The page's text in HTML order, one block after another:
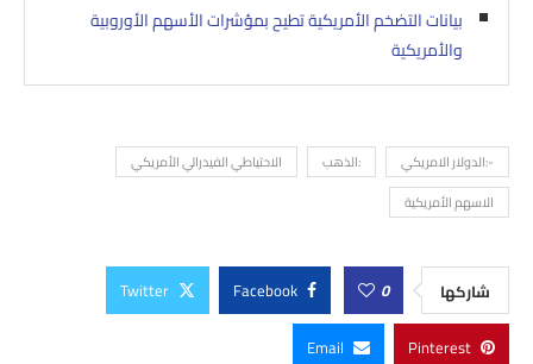
بيانات التضخم الأمريكية تطيح بمؤشرات الأسهم الأوروبية
والأمريكية
-:الدولار الامريكي :الذهب
الاحتياطي الفيدرالي الأمريكي
الاسهم الأمريكية
شاركها 0
Facebook
Twitter
Pinterest
Email